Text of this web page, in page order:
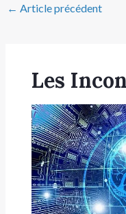
← Article précédent
Les